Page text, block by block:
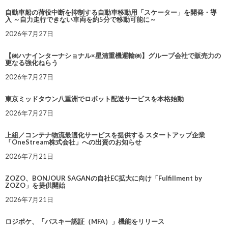
自動車船の荷役中断を抑制する自動車移動用「スケーター」を開発・導
入 ～自力走行できない車両を約5分で移動可能に～
2026年7月27日
【㈱ハナインターナショナル×星清重機運輸㈱】グループ会社で販売力の
更なる強化ねらう
2026年7月27日
東京ミッドタウン八重洲でロボット配送サービスを本格始動
2026年7月27日
上組／コンテナ物流最適化サービスを提供する スタートアップ企業
「OneStream株式会社」への出資のお知らせ
2026年7月21日
ZOZO、BONJOUR SAGANの自社EC拡大に向け「Fulfillment by
ZOZO」を提供開始
2026年7月21日
ロジポケ、「パスキー認証（MFA）」機能をリリース